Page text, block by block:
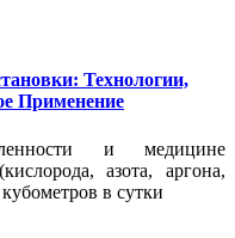
Технологии,
Применение
и медицине
азота, аргона,
в сутки